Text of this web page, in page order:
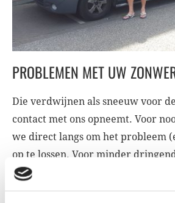
PROBLEMEN MET UW
Die verdwijnen als sneeuw voor
contact met ons opneemt. Voor
we direct langs om het probleem
op te lossen. Voor minder
reparatie en onderhoud, maken
afspraak voor de volgende dag.